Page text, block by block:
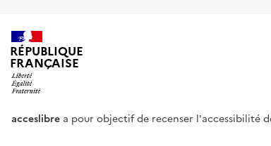
RÉPUBLIQUE
FRANÇAISE
acceslibre a pour objectif de recenser l'accessibilité